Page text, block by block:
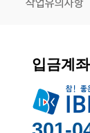
입금계좌